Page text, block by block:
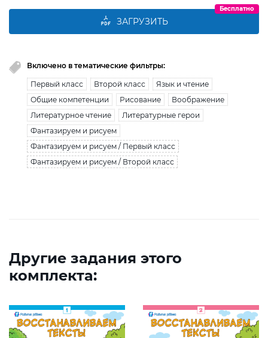
ЗАГРУЗИТЬ
Бесплатно
Включено в тематические фильтры:
Первый класс Второй класс
Язык и чтение
Общие компетенции
Рисование
Воображение
Литературное чтение
Литературные герои
Фантазируем и рисуем
Фантазируем и рисуем / Первый класс
Фантазируем и рисуем / Второй класс
Другие задания этого
комплекта: